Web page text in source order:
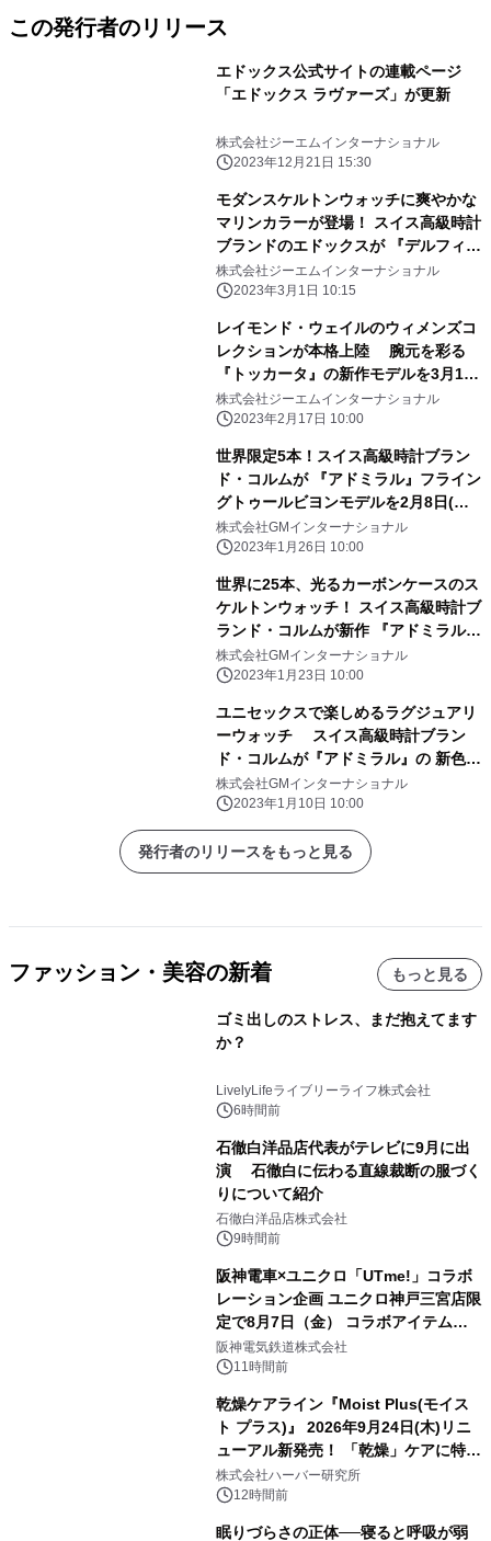
この発行者のリリース
エドックス公式サイトの連載ページ
「エドックス ラヴァーズ」が更新
株式会社ジーエムインターナショナル
2023年12月21日 15:30
モダンスケルトンウォッチに爽やかな
マリンカラーが登場！ スイス高級時計
ブランドのエドックスが 『デルフィン
メカノ オートマティック』の新色を 3
月15日(水)に発売
株式会社ジーエムインターナショナル
2023年3月1日 10:15
レイモンド・ウェイルのウィメンズコ
レクションが本格上陸 腕元を彩る
『トッカータ』の新作モデルを3月1日
(水)に発売
株式会社ジーエムインターナショナル
2023年2月17日 10:00
世界限定5本！スイス高級時計ブラン
ド・コルムが 『アドミラル』フライン
グトゥールビヨンモデルを2月8日(水)
発売
株式会社GMインターナショナル
2023年1月26日 10:00
世界に25本、光るカーボンケースのス
ケルトンウォッチ！ スイス高級時計ブ
ランド・コルムが新作 『アドミラル』
を2月22日(水)発売
株式会社GMインターナショナル
2023年1月23日 10:00
ユニセックスで楽しめるラグジュアリ
ーウォッチ スイス高級時計ブラン
ド・コルムが『アドミラル』の 新色ブ
ラック×ゴールドを2023年1月24日発
売
株式会社GMインターナショナル
2023年1月10日 10:00
発行者のリリースをもっと見る
ファッション・美容の新着 もっと見る
ゴミ出しのストレス、まだ抱えてます
か？
LivelyLifeライブリーライフ株式会社
6時間前
石徹白洋品店代表がテレビに9月に出
演 石徹白に伝わる直線裁断の服づく
りについて紹介
石徹白洋品店株式会社
9時間前
阪神電車×ユニクロ「UTme!」コラボ
レーション企画 ユニクロ神戸三宮店限
定で8月7日（金） コラボアイテムが
発売決定！
阪神電気鉄道株式会社
11時間前
乾燥ケアライン『Moist Plus(モイス
ト プラス)』 2026年9月24日(木)リニ
ューアル新発売！ 「乾燥」ケアに特化
し、ライン使いで潤いに満ちた肌へ
株式会社ハーバー研究所
12時間前
眠りづらさの正体──寝ると呼吸が弱